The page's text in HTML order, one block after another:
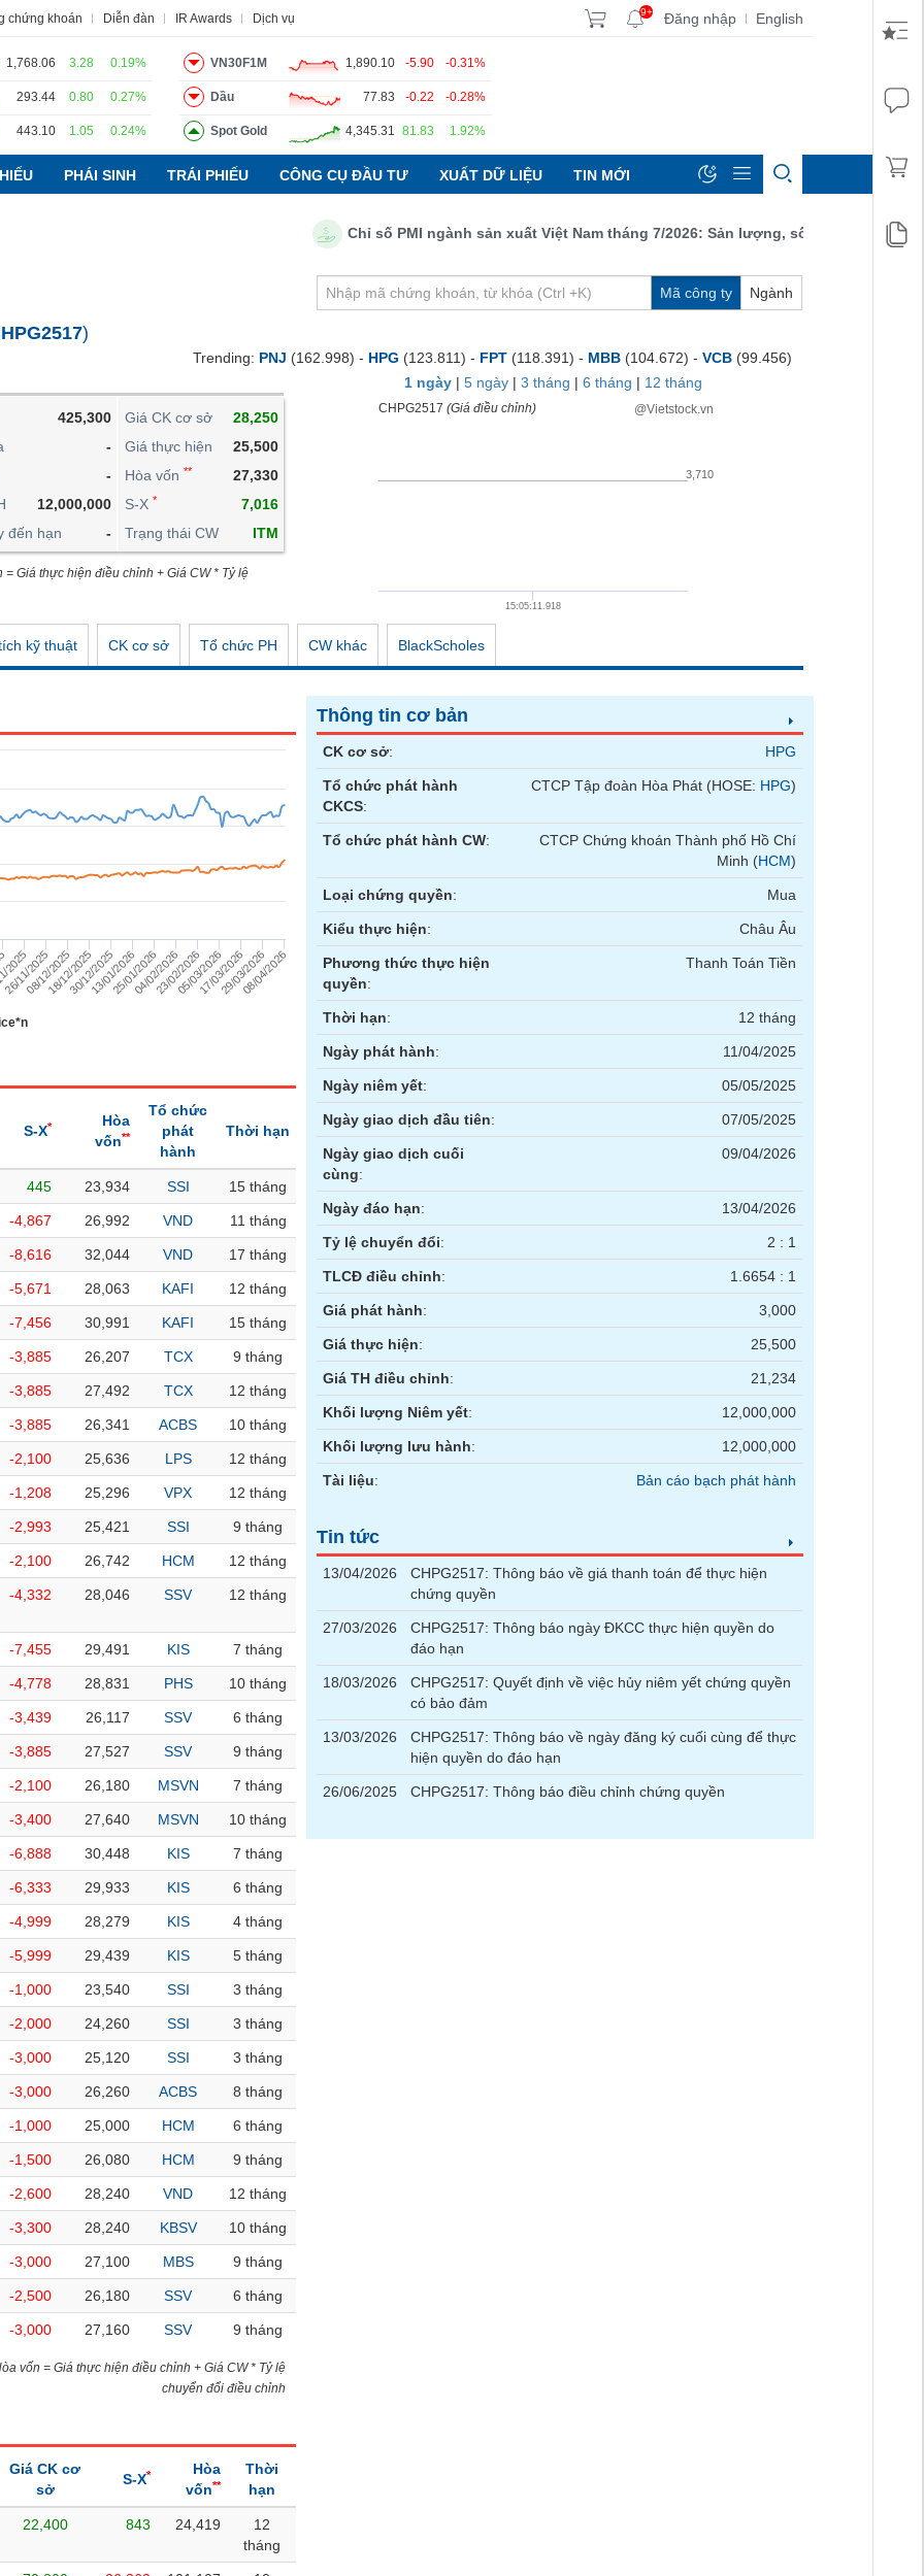
chứng khoán Diễn đàn IR Awards Dịch vụ 9+ Đăng nhập | English
1,768.06 3.28 0.19%
293.44 0.80 0.27%
443.10 1.05 0.24%
VN30F1M 1,890.10 -5.90 -0.31%
Dầu 77.83 -0.22 -0.28%
Spot Gold 4,345.31 81.83 1.92%
PHÁI SINH TRÁI PHIẾU CÔNG CỤ ĐẦU TƯ XUẤT DỮ LIỆU TIN MỚI
Chỉ số PMI ngành sản xuất Việt Nam tháng 7/2026: Sản lượng, số lượng đơn đặt
Mã công ty Ngành
)
425,300
-
-
12,000,000
đến hạn
-
Giá CK cơ sở
28,250
Giá thực hiện
25,500
Hòa vốn **
27,330
S-X *
7,016
Trạng thái CW
ITM
Giá thực hiện điều chỉnh + Giá CW * Tỷ lệ
Trending: PNJ (162.998) - HPG (123.811) - FPT (118.391) - MBB (104.672) - VCB (99.456)
1 ngày | 5 ngày | 3 tháng | 6 tháng | 12 tháng
CHPG2517 (Giá điều chỉnh) @Vietstock.vn
15:05:11.918
3,710
kỹ thuật CK cơ sở Tổ chức PH CW khác BlackScholes
26/11/2025
08/12/2025
18/12/2025
30/12/2025
13/01/2026
25/01/2026
04/02/2026
23/02/2026
05/03/2026
17/03/2026
29/03/2026
08/04/2026
S-X*
Hòa
vốn**
Tổ chức
phát
hành
Thời hạn
445 23,934 SSI 15 tháng
-4,867 26,992 VND 11 tháng
-8,616 32,044 VND 17 tháng
-5,671 28,063 KAFI 12 tháng
-7,456 30,991 KAFI 15 tháng
-3,885 26,207 TCX 9 tháng
-3,885 27,492 TCX 12 tháng
-3,885 26,341 ACBS 10 tháng
-2,100 25,636 LPS 12 tháng
-1,208 25,296 VPX 12 tháng
-2,993 25,421 SSI 9 tháng
-2,100 26,742 HCM 12 tháng
-4,332 28,046 SSV 12 tháng
-7,455 29,491 KIS 7 tháng
-4,778 28,831 PHS 10 tháng
-3,439 26,117 SSV 6 tháng
-3,885 27,527 SSV 9 tháng
-2,100 26,180 MSVN 7 tháng
-3,400 27,640 MSVN 10 tháng
-6,888 30,448 KIS 7 tháng
-6,333 29,933 KIS 6 tháng
-4,999 28,279 KIS 4 tháng
-5,999 29,439 KIS 5 tháng
-1,000 23,540 SSI 3 tháng
-2,000 24,260 SSI 3 tháng
-3,000 25,120 SSI 3 tháng
-3,000 26,260 ACBS 8 tháng
-1,000 25,000 HCM 6 tháng
-1,500 26,080 HCM 9 tháng
-2,600 28,240 VND 12 tháng
-3,300 28,240 KBSV 10 tháng
-3,000 27,100 MBS 9 tháng
-2,500 26,180 SSV 6 tháng
-3,000 27,160 SSV 9 tháng
vốn = Giá thực hiện điều chỉnh + Giá CW * Tỷ lệ
chuyển đổi điều chỉnh
Giá CK cơ
sở
S-X*
Hòa
vốn**
Thời
hạn
22,400 843 24,419
12
tháng
Thông tin cơ bản
CK cơ sở: HPG
Tổ chức phát hành
CKCS:
CTCP Tập đoàn Hòa Phát (HOSE: HPG)
Tổ chức phát hành CW:
CTCP Chứng khoán Thành phố Hồ Chí
Minh (HCM)
Loại chứng quyền: Mua
Kiểu thực hiện: Châu Âu
Phương thức thực hiện
quyền:
Thanh Toán Tiền
Thời hạn: 12 tháng
Ngày phát hành: 11/04/2025
Ngày niêm yết: 05/05/2025
Ngày giao dịch đầu tiên: 07/05/2025
Ngày giao dịch cuối
cùng:
09/04/2026
Ngày đáo hạn: 13/04/2026
Tỷ lệ chuyển đổi: 2 : 1
TLCĐ điều chỉnh: 1.6654 : 1
Giá phát hành: 3,000
Giá thực hiện: 25,500
Giá TH điều chỉnh: 21,234
Khối lượng Niêm yết: 12,000,000
Khối lượng lưu hành: 12,000,000
Tài liệu: Bản cáo bạch phát hành
Tin tức
13/04/2026
CHPG2517: Thông báo về giá thanh toán để thực hiện
chứng quyền
27/03/2026
CHPG2517: Thông báo ngày ĐKCC thực hiện quyền do
đáo hạn
18/03/2026
CHPG2517: Quyết định về việc hủy niêm yết chứng quyền
có bảo đảm
13/03/2026
CHPG2517: Thông báo về ngày đăng ký cuối cùng để thực
hiện quyền do đáo hạn
26/06/2025 CHPG2517: Thông báo điều chỉnh chứng quyền
Tin tức Báo cáo phân tích Thuật ngữ Dịch vụ
VIETSTOCKFINANCE
PHÁI SINH
TRÁI PHIẾU
CÔNG CỤ ĐẦU TƯ
XUẤT DỮ LIỆU
TIN MỚI
Hợp đồng tương lai Trái phiếu